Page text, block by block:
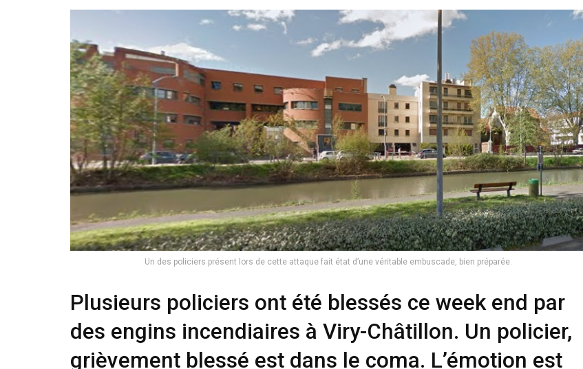
Un des policiers présent lors de cette attaque fait état d’une véritable embuscade, bien préparée.
Plusieurs policiers ont été blessés ce week end par
des engins incendiaires à Viry-Châtillon. Un policier,
grièvement blessé est dans le coma. L’émotion est